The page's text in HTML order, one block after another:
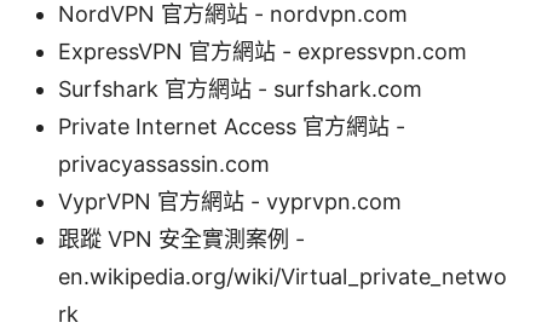
NordVPN 官方網站 - nordvpn.com
ExpressVPN 官方網站 - expressvpn.com
Surfshark 官方網站 - surfshark.com
Private Internet Access 官方網站 -
privacyassassin.com
VyprVPN 官方網站 - vyprvpn.com
跟蹤 VPN 安全實測案例 -
en.wikipedia.org/wiki/Virtual_private_netwo
rk